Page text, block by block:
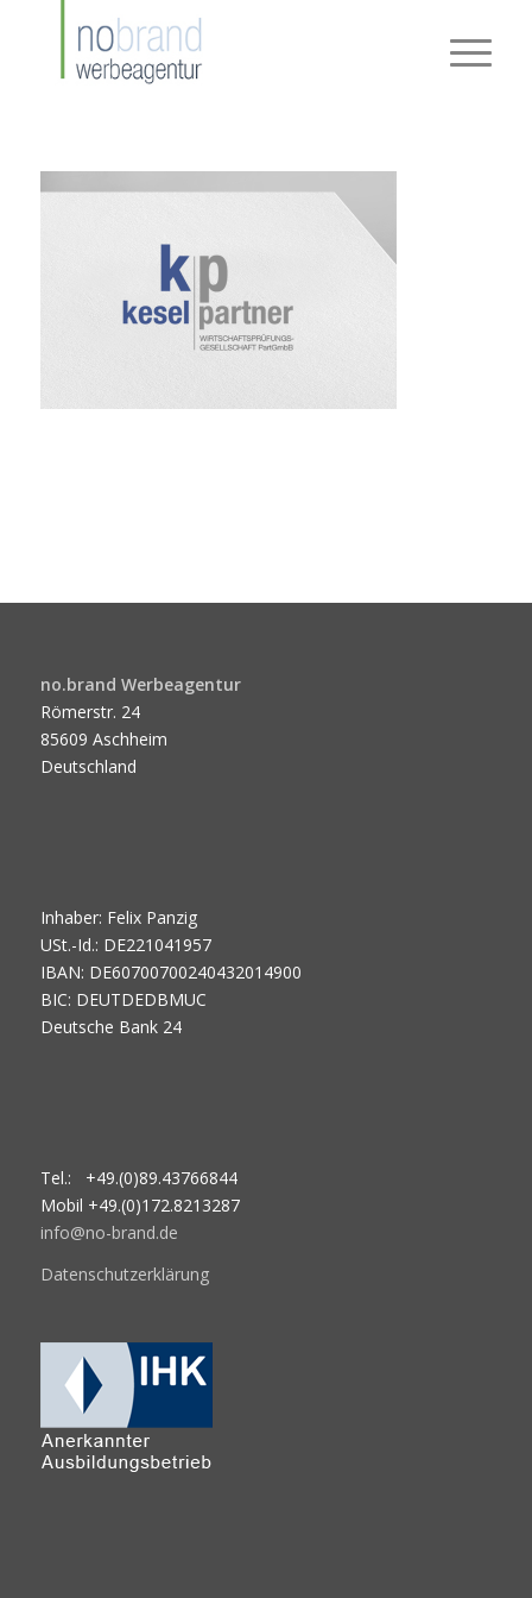
no.brand Werbeagentur
Römerstr. 24
85609 Aschheim
Deutschland
Inhaber: Felix Panzig
USt.-Id.: DE221041957
IBAN: DE60700700240432014900
BIC: DEUTDEDBMUC
Deutsche Bank 24
Tel.: +49.(0)89.43766844
Mobil +49.(0)172.8213287
info@no-brand.de
Datenschutzerklärung